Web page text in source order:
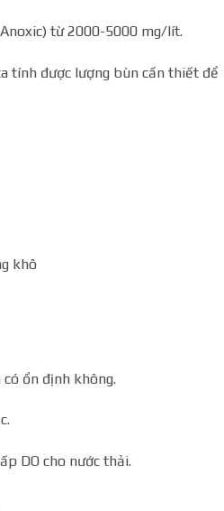
từ 2000-5000 mg/lít.
tính được lượng bùn cần thiết để
khô
ổn định không.
DO cho nước thải.